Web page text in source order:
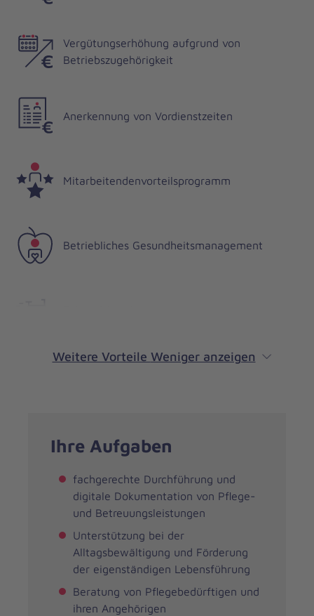
Vergütungserhöhung aufgrund von
Betriebszugehörigkeit
Anerkennung von Vordienstzeiten
Mitarbeitendenvorteilsprogramm
Betriebliches Gesundheitsmanagement
Weitere Vorteile Weniger anzeigen
Ihre Aufgaben
fachgerechte Durchführung und
digitale Dokumentation von Pflege-
und Betreuungsleistungen
Unterstützung bei der
Alltagsbewältigung und Förderung
der eigenständigen Lebensführung
Beratung von Pflegebedürftigen und
ihren Angehörigen